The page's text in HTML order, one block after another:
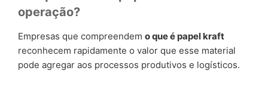
operação?
Empresas que compreendem o que é papel kraft
reconhecem rapidamente o valor que esse material
pode agregar aos processos produtivos e logísticos.